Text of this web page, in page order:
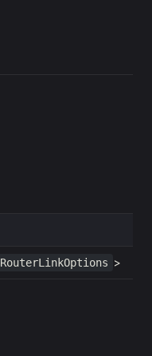
RouterLinkOptions >